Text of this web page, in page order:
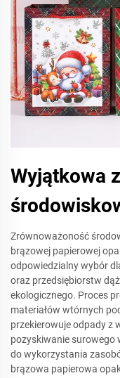
Wyjątkowa
Zrównoważoność
brązowej papierowej
odpowiedzialny wybór
oraz przedsiębiorstw
ekologicznego. Proces
materiałów wtórnych
przekierowuje odpady z
pozyskiwanie surowego
do wykorzystania
brązowa papierowa